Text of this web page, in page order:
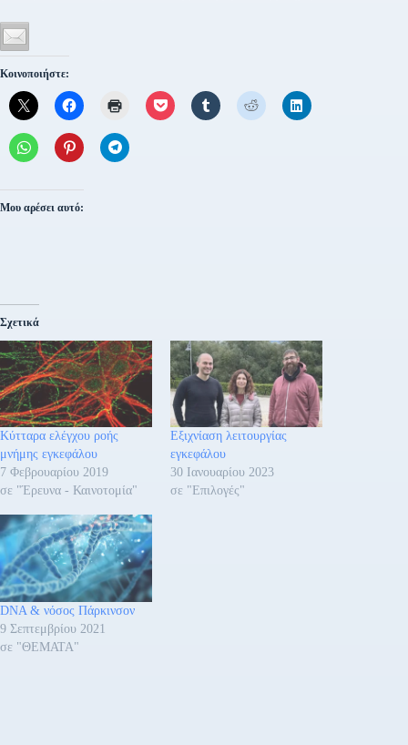
Κοινοποιήστε:
Μου αρέσει αυτό:
Σχετικά
Κύτταρα ελέγχου ροής
μνήμης εγκεφάλου
7 Φεβρουαρίου 2019
σε "Έρευνα - Καινοτομία"
Εξιχνίαση λειτουργίας
εγκεφάλου
30 Ιανουαρίου 2023
σε "Επιλογές"
DNA & νόσος Πάρκινσον
9 Σεπτεμβρίου 2021
σε "ΘΕΜΑΤΑ"